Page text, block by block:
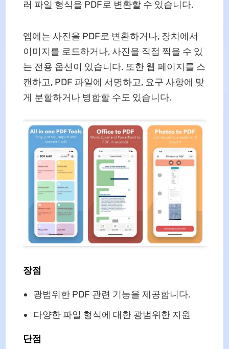
러 파일 형식을 PDF로 변환할 수 있습니다.
앱에는 사진을 PDF로 변환하거나, 장치에서
이미지를 로드하거나, 사진을 직접 찍을 수 있
는 전용 옵션이 있습니다. 또한 웹 페이지를 스
캔하고, PDF 파일에 서명하고, 요구 사항에 맞
게 분할하거나 병합할 수도 있습니다.
장점
광범위한 PDF 관련 기능을 제공합니다.
다양한 파일 형식에 대한 광범위한 지원
단점